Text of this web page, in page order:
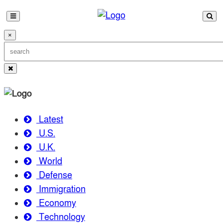
×
Latest
U.S.
U.K.
World
Defense
Immigration
Economy
Technology